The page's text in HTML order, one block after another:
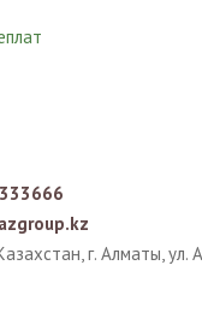
г. Алматы, ул.